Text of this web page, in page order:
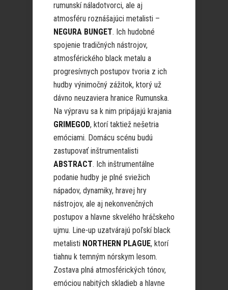
rumunskí náladotvorci, ale aj
atmosféru roznášajúci metalisti –
NEGURA BUNGET. Ich hudobné
spojenie tradičných nástrojov,
atmosférického black metalu a
progresívnych postupov tvoria z ich
hudby výnimočný zážitok, ktorý už
dávno neuzaviera hranice Rumunska.
Na výpravu sa k nim pripájajú krajania
GRIMEGOD, ktorí taktiež nešetria
emóciami. Domácu scénu budú
zastupovať inštrumentalisti
ABSTRACT. Ich inštrumentálne
podanie hudby je plné sviežich
nápadov, dynamiky, hravej hry
nástrojov, ale aj nekonvenčných
postupov a hlavne skvelého hráčskeho
ujmu. Line-up uzatvárajú poľskí black
metalisti NORTHERN PLAGUE, ktorí
tiahnu k temným nórskym lesom.
Zostava plná atmosférických tónov,
emóciou nabitých skladieb a hlavne